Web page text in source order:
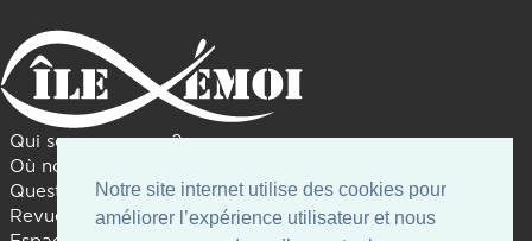
Notre site internet utilise des cookies pour
améliorer l’expérience utilisateur et nous
Qui sommes nous ?
Où nous trouver ?
Questions diverses
Revue de presse